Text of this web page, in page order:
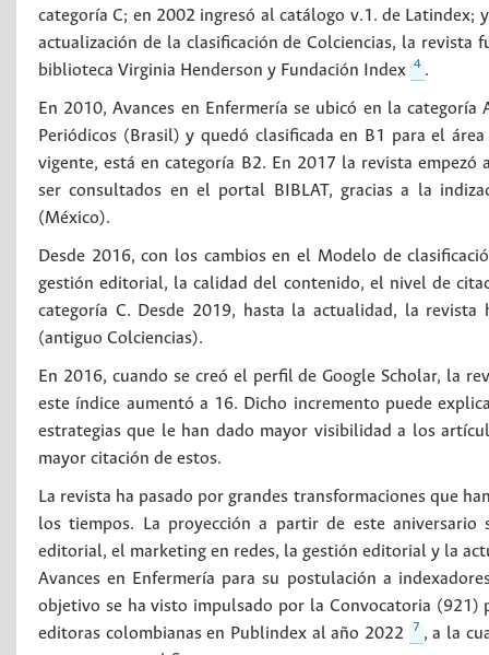
categoría C; en 2002 ingresó al catálogo v.1. de Latindex;
actualización de la clasificación de Colciencias, la revista
biblioteca Virginia Henderson y Fundación Index 4 .
En 2010, Avances en Enfermería se ubicó en la
Periódicos (Brasil) y quedó clasificada en B1 para el
vigente, está en categoría B2. En 2017 la revista
ser consultados en el portal BIBLAT, gracias a la
(México).
Desde 2016, con los cambios en el Modelo de
gestión editorial, la calidad del contenido, el nivel de
categoría C. Desde 2019, hasta la actualidad, la
(antiguo Colciencias).
En 2016, cuando se creó el perfil de Google Scholar, la
este índice aumentó a 16. Dicho incremento puede
estrategias que le han dado mayor visibilidad a los
mayor citación de estos.
La revista ha pasado por grandes transformaciones que
los tiempos. La proyección a partir de este
editorial, el marketing en redes, la gestión editorial y la
Avances en Enfermería para su postulación a
objetivo se ha visto impulsado por la Convocatoria
editoras colombianas en Publindex al año 2022
7 , a la